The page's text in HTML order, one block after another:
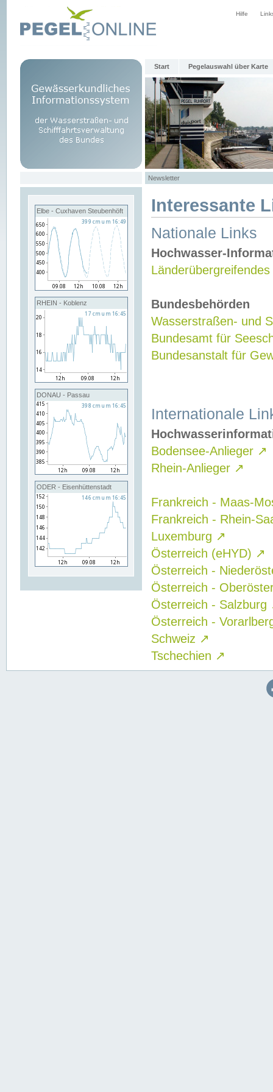
Hilfe
Start Pegelauswahl über Karte
Newsletter
Elbe - Cuxhaven Steubenhöft
RHEIN - Koblenz
DONAU - Passau
ODER - Eisenhüttenstadt
Interessante
Nationale Links
Hochwasser-
Bundesbehörden
Wasserstraßen- und
Bundesamt für
Bundesanstalt für
Internationale
Bodensee-Anlieger ↗
Rhein-Anlieger ↗
Frankreich - Maas-
Frankreich - Rhein-
Luxemburg ↗
Österreich (eHYD) ↗
Österreich -
Österreich -
Österreich - Salzburg
Österreich -
Schweiz ↗
Tschechien ↗